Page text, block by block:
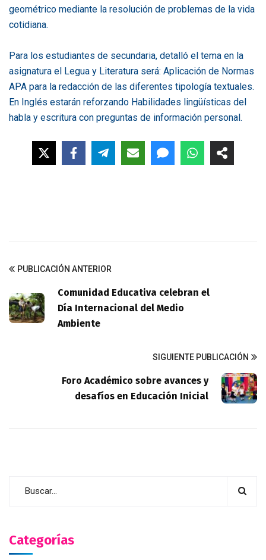
geométrico mediante la resolución de problemas de la vida
cotidiana.
Para los estudiantes de secundaria, detalló el tema en la
asignatura el Legua y Literatura será: Aplicación de Normas
APA para la redacción de las diferentes tipología textuales.
En Inglés estarán reforzando Habilidades lingüísticas del
habla y escritura con preguntas de información personal.
PUBLICACIÓN ANTERIOR
Comunidad Educativa celebran el
Día Internacional del Medio
Ambiente
SIGUIENTE PUBLICACIÓN
Foro Académico sobre avances y
desafíos en Educación Inicial
Categorías